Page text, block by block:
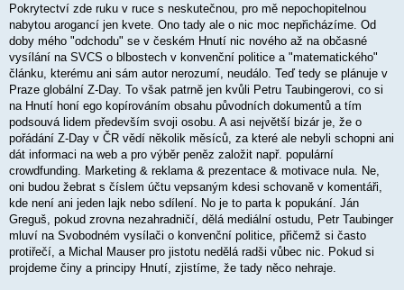
Pokrytectví zde ruku v ruce s neskutečnou, pro mě nepochopitelnou
nabytou arogancí jen kvete. Ono tady ale o nic moc nepřicházíme. Od
doby mého "odchodu" se v českém Hnutí nic nového až na občasné
vysílání na SVCS o blbostech v konvenční politice a "matematického"
článku, kterému ani sám autor nerozumí, neudálo. Teď tedy se plánuje v
Praze globální Z-Day. To však patrně jen kvůli Petru Taubingerovi, co si
na Hnutí honí ego kopírováním obsahu původních dokumentů a tím
podsouvá lidem především svoji osobu. A asi největší bizár je, že o
pořádání Z-Day v ČR vědí několik měsíců, za které ale nebyli schopni ani
dát informaci na web a pro výběr peněz založit např. populární
crowdfunding. Marketing & reklama & prezentace & motivace nula. Ne,
oni budou žebrat s číslem účtu vepsaným kdesi schovaně v komentáři,
kde není ani jeden lajk nebo sdílení. No je to parta k popukání. Ján
Greguš, pokud zrovna nezahradničí, dělá mediální ostudu, Petr Taubinger
mluví na Svobodném vysílači o konvenční politice, přičemž si často
protiřečí, a Michal Mauser pro jistotu nedělá radši vůbec nic. Pokud si
projdeme činy a principy Hnutí, zjistíme, že tady něco nehraje.